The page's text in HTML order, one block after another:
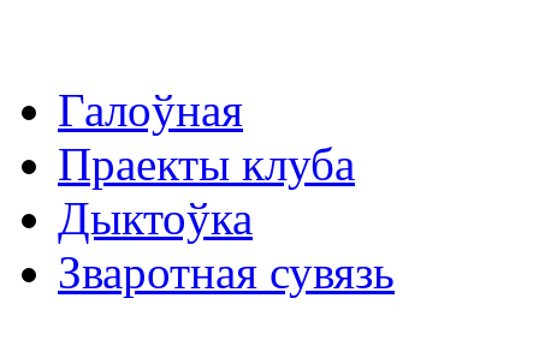
Галоўная
Праекты клуба
Дыктоўка
Зваротная сувязь